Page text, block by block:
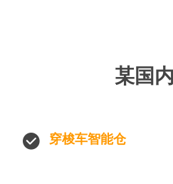
穿梭车智能仓
某国